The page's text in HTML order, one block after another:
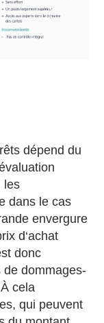
dépend du
les
dans le cas
envergure
d‘achat
donc
de dommages-
cela
qui peuvent